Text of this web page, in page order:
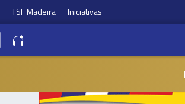
TSF Madeira Iniciativas